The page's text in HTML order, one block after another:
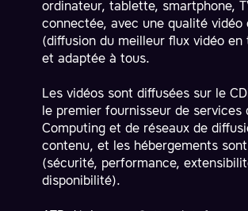
ordinateur, tablette, smartphone,
connectée, avec une qualité vidéo
(diffusion du meilleur flux vidéo en
et adaptée à tous.
Les vidéos sont diffusées sur le
le premier fournisseur de services
Computing et de réseaux de
contenu, et les hébergements
(sécurité, performance,
disponibilité).